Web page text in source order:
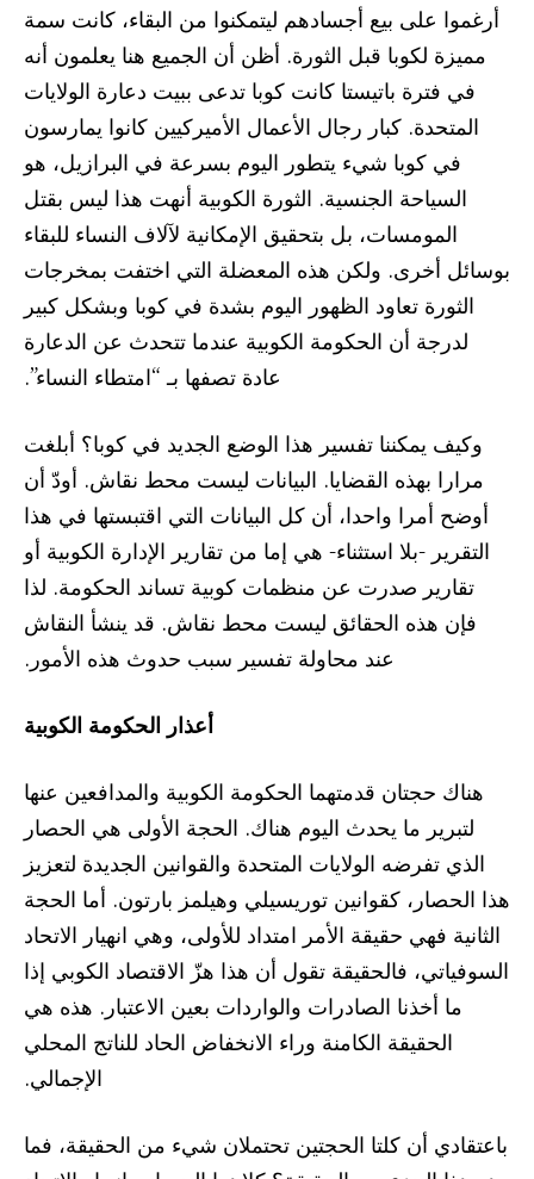
أرغموا على بيع أجسادهم ليتمكنوا من البقاء، كانت سمة
مميزة لكوبا قبل الثورة. أظن أن الجميع هنا يعلمون أنه
في فترة باتيستا كانت كوبا تدعى ببيت دعارة الولايات
المتحدة. كبار رجال الأعمال الأميركيين كانوا يمارسون
في كوبا شيء يتطور اليوم بسرعة في البرازيل، هو
السياحة الجنسية. الثورة الكوبية أنهت هذا ليس بقتل
المومسات، بل بتحقيق الإمكانية لآلاف النساء للبقاء
بوسائل أخرى. ولكن هذه المعضلة التي اختفت بمخرجات
الثورة تعاود الظهور اليوم بشدة في كوبا وبشكل كبير
لدرجة أن الحكومة الكوبية عندما تتحدث عن الدعارة
عادة تصفها بـ “امتطاء النساء”.
وكيف يمكننا تفسير هذا الوضع الجديد في كوبا؟ أبلغت
مرارا بهذه القضايا. البيانات ليست محط نقاش. أودّ أن
أوضح أمرا واحدا، أن كل البيانات التي اقتبستها في هذا
التقرير -بلا استثناء- هي إما من تقارير الإدارة الكوبية أو
تقارير صدرت عن منظمات كوبية تساند الحكومة. لذا
فإن هذه الحقائق ليست محط نقاش. قد ينشأ النقاش
عند محاولة تفسير سبب حدوث هذه الأمور.
أعذار الحكومة الكوبية
هناك حجتان قدمتهما الحكومة الكوبية والمدافعين عنها
لتبرير ما يحدث اليوم هناك. الحجة الأولى هي الحصار
الذي تفرضه الولايات المتحدة والقوانين الجديدة لتعزيز
هذا الحصار، كقوانين توريسيلي وهيلمز بارتون. أما الحجة
الثانية فهي حقيقة الأمر امتداد للأولى، وهي انهيار الاتحاد
السوفياتي، فالحقيقة تقول أن هذا هزّ الاقتصاد الكوبي إذا
ما أخذنا الصادرات والواردات بعين الاعتبار. هذه هي
الحقيقة الكامنة وراء الانخفاض الحاد للناتج المحلي
الإجمالي.
باعتقادي أن كلتا الحجتين تحتملان شيء من الحقيقة، فما